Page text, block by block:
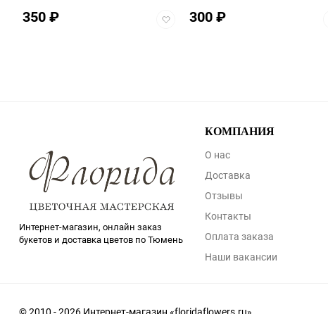
350₽
Добавить
300₽
Интернет-магазин, онлайн заказ
букетов и доставка цветов по Тюмень
КОМПАНИЯ
О нас
Доставка
Отзывы
Контакты
Оплата заказа
Наши вакансии